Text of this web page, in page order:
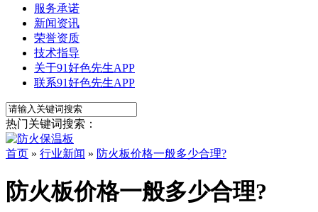
服务承诺
新闻资讯
荣誉资质
技术指导
关于91好色先生APP
联系91好色先生APP
热门关键词搜索：
首页 » 行业新闻 » 防火板价格一般多少合理?
防火板价格一般多少合理?